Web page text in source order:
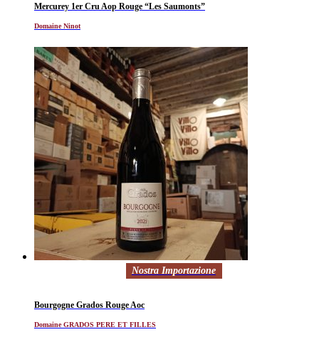
Mercurey 1er Cru Aop Rouge “Les Saumonts”
Domaine Ninot
Nostra Importazione
Bourgogne Grados Rouge Aoc
Domaine GRADOS PERE ET FILLES